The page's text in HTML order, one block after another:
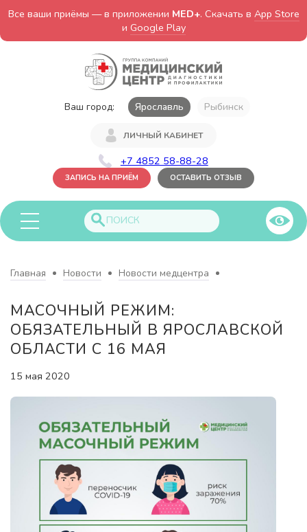
Все ваши приёмы — в приложении MED+. Скачать в App Store
и Google Play
Ваш город: Ярославль Рыбинск
ЛИЧНЫЙ КАБИНЕТ
+7 4852 58-88-28
ЗАПИСЬ НА ПРИЁМ ОСТАВИТЬ ОТЗЫВ
Главная Новости Новости медцентра
МАСОЧНЫЙ РЕЖИМ:
ОБЯЗАТЕЛЬНЫЙ В ЯРОСЛАВСКОЙ
ОБЛАСТИ С 16 МАЯ
15 мая 2020